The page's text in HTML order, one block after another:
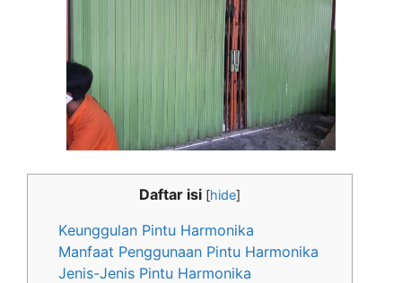
Daftar isi [hide]
Keunggulan Pintu Harmonika
Manfaat Penggunaan Pintu Harmonika
Jenis-Jenis Pintu Harmonika